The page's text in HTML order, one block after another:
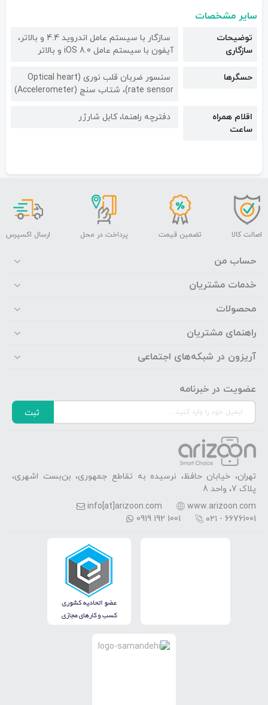
سایر مشخصات
توضیحات
سازگاری
سازگار با سیستم عامل اندروید 4.4 و بالاتر،
آیفون با سیستم عامل iOS 8.0 و بالاتر
حسگرها
سنسور ضربان قلب نوری (Optical heart
rate sensor)، شتاب سنج (Accelerometer)
اقلام همراه
ساعت
دفترچه راهنما، کابل شارژر
اصالت کالا تضمین قیمت پرداخت در محل ارسال اکسپرس
حساب من
خدمات مشتریان
محصولات
راهنمای مشتریان
آریزون در شبکه‌های اجتماعی
عضویت در خبرنامه
ثبت
تهران، خیابان حافظ، نرسیده به تقاطع جمهوری، بن‌بست اشهری،
پلاک 7، واحد 8
www.arizoon.com
info[at]arizoon.com
۰۲۱ - 66761001
0919 192 1001